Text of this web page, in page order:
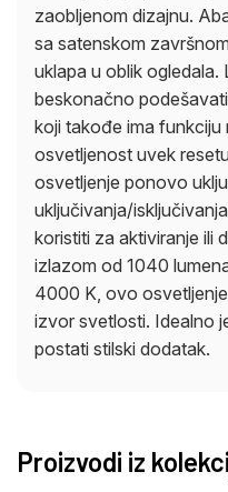
zaobljenom dizajnu.
sa satenskom
uklapa u oblik
beskonačno
koji takođe ima funkciju
osvetljenost uvek
osvetljenje ponovo
uključivanja/
koristiti za aktiviranje ili
izlazom od 1040
4000 K, ovo
izvor svetlosti. Idealno
postati stilski dodatak.
Proizvodi iz